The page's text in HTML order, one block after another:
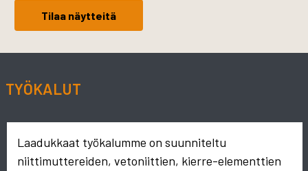
Tilaa näytteitä
TYÖKALUT
Laadukkaat työkalumme on suunniteltu
niittimuttereiden, vetoniittien, kierre-elementtien